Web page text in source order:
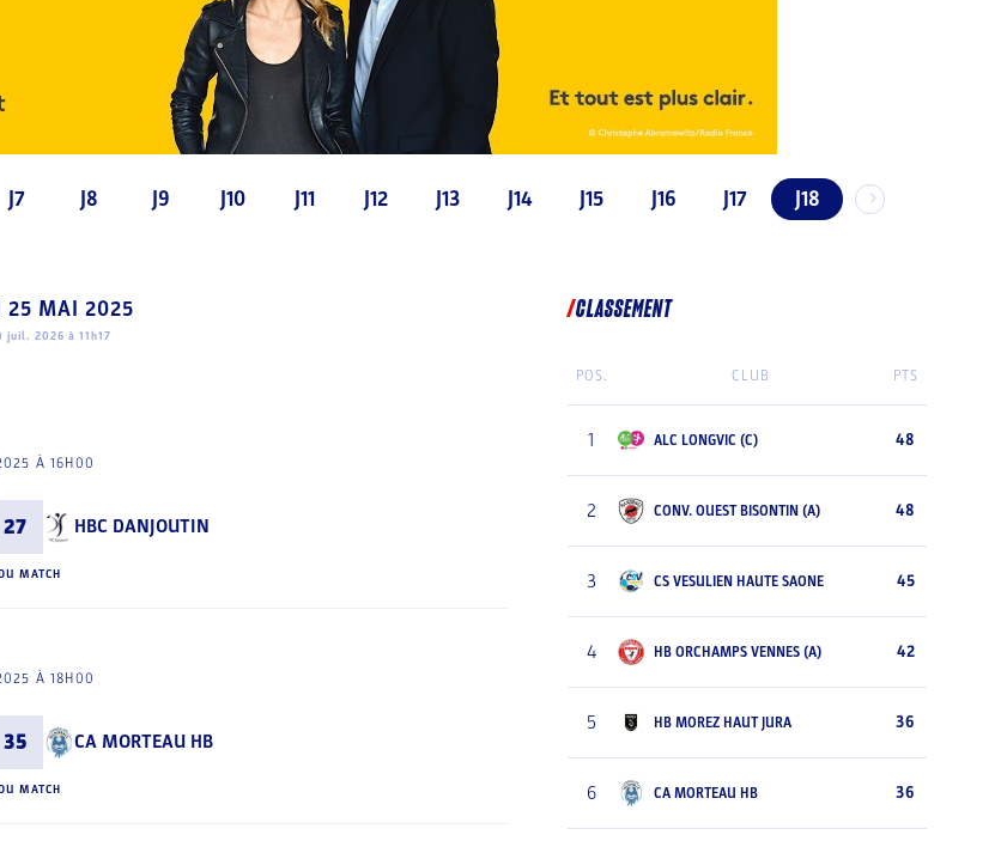
J7 J8 J9 J10 J11 J12 J13 J14 J15 J16 J17 J18
25 MAI 2025
juil. 2026 à 11h17
À 16H00
27 HBC DANJOUTIN
MATCH
À 18H00
35 CA MORTEAU HB
MATCH
CLASSEMENT
POS. CLUB PTS
1 ALC LONGVIC (C) 48
2 CONV. OUEST BISONTIN (A) 48
3 CS VESULIEN HAUTE SAONE 45
4 HB ORCHAMPS VENNES (A) 42
5 HB MOREZ HAUT JURA 36
6 CA MORTEAU HB 36